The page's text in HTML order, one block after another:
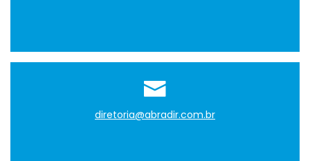
diretoria@abradir.com.br